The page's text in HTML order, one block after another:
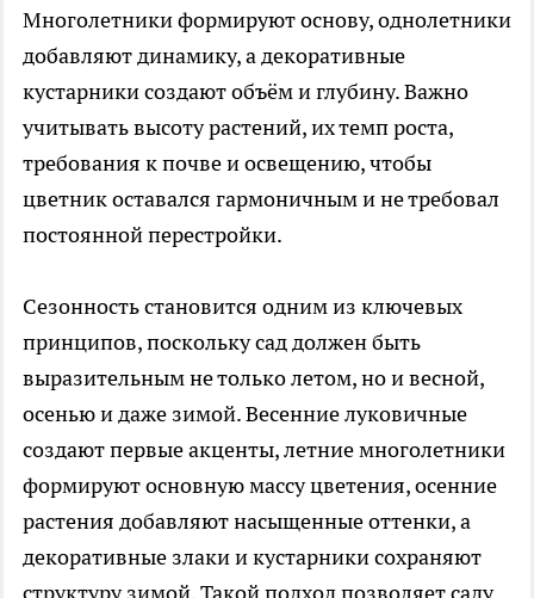
Многолетники формируют основу, однолетники
добавляют динамику, а декоративные
кустарники создают объём и глубину. Важно
учитывать высоту растений, их темп роста,
требования к почве и освещению, чтобы
цветник оставался гармоничным и не требовал
постоянной перестройки.
Сезонность становится одним из ключевых
принципов, поскольку сад должен быть
выразительным не только летом, но и весной,
осенью и даже зимой. Весенние луковичные
создают первые акценты, летние многолетники
формируют основную массу цветения, осенние
растения добавляют насыщенные оттенки, а
декоративные злаки и кустарники сохраняют